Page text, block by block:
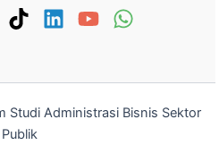
Administrasi Bisnis Sektor
Publik